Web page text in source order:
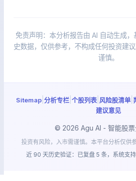
免责声明：本分析报告由 AI 自动生成
史数据，仅供参考，不构成任何投资建
谨慎。
Sitemap 分析专栏 个股列表 风险股清单
建议意见
© 2026 Agu AI - 智能股票
投资有风险，入市需谨慎。本平台分析仅供
近 90 天历史验证：已复盘 5 条，系统支